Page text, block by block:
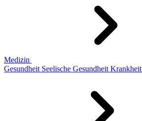
Medizin
Gesundheit Seelische Gesundheit Krankheit